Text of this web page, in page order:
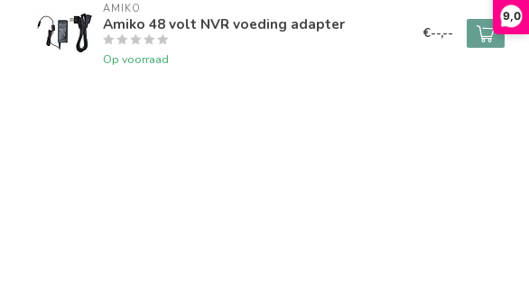
9,0
AMIKO
Amiko 48 volt NVR voeding adapter
Op voorraad
€--,--